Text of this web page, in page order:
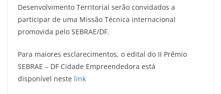
Desenvolvimento Territorial serão convidados a
participar de uma Missão Técnica internacional
promovida pelo SEBRAE/DF.
Para maiores esclarecimentos, o edital do II Prêmio
SEBRAE – DF Cidade Empreendedora está
disponível neste link